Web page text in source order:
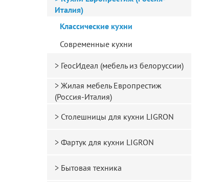
Италия)
Классические кухни
Современные кухни
ГеосИдеал (мебель из белоруссии)
Жилая мебель Европрестиж
(Россия-Италия)
Столешницы для кухни LIGRON
Фартук для кухни LIGRON
Бытовая техника